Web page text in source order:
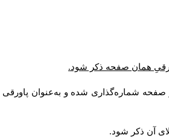
همان صفحه ذکر شود.
صفحه شماره‌گذاری شده و به‌عنوان
آن ذکر شود.